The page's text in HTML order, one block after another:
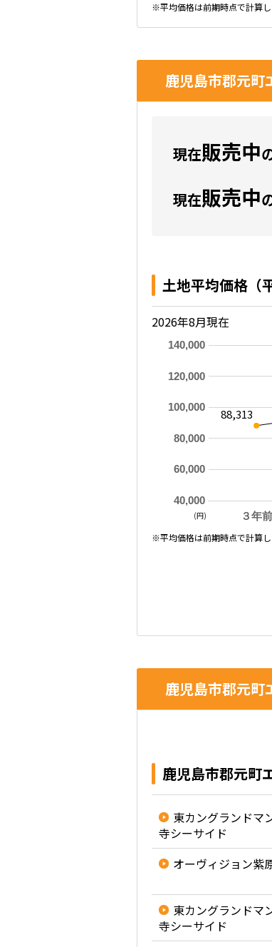
※平均価格は前期時点で計算し
鹿児島市郡元町
現在販売中
現在販売中
土地平均価格（
2026年8月現在
３年前
40,000
60,000
80,000
100,000
120,000
140,000
88,313
(円)
※平均価格は前期時点で計算し
鹿児島市郡元町
鹿児島市郡元町
東カングランドマ
寺シーサイド
オーヴィジョン紫
東カングランドマ
寺シーサイド